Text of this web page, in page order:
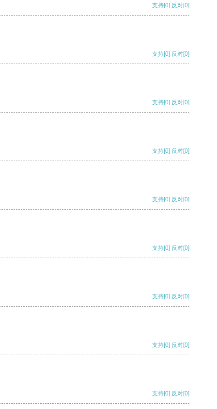
支持[0] 反对[0]
支持[0] 反对[0]
支持[0] 反对[0]
支持[0] 反对[0]
支持[0] 反对[0]
支持[0] 反对[0]
支持[0] 反对[0]
支持[0] 反对[0]
支持[0] 反对[0]